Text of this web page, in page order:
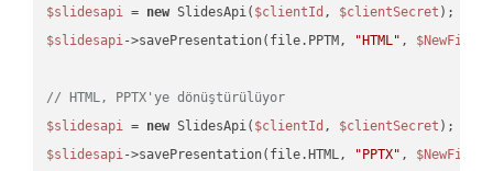
$slidesapi = new SlidesApi( $clientId , $clientSecret
$slidesapi->savePresentation(file.PPTM, "HTML" , $NewFile
// HTML, PPTX'ye dönüştürülüyor
$slidesapi = new SlidesApi( $clientId , $clientSecret
$slidesapi->savePresentation(file.HTML, "PPTX" , $NewFile